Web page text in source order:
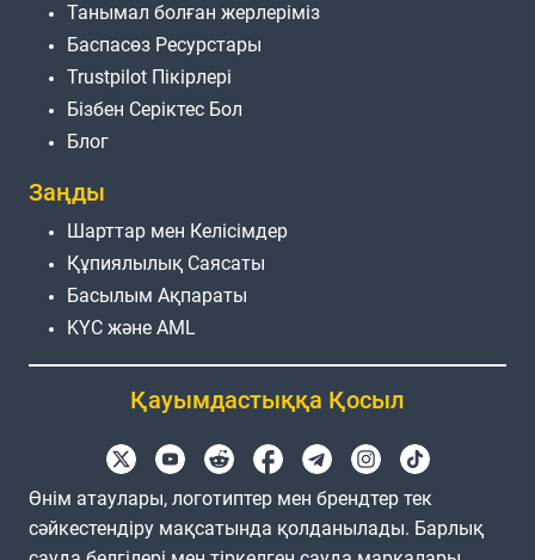
Танымал болған жерлеріміз
Баспасөз Ресурстары
Trustpilot Пікірлері
Бізбен Серіктес Бол
Блог
Заңды
Шарттар мен Келісімдер
Құпиялылық Саясаты
Басылым Ақпараты
KYC және AML
Қауымдастыққа Қосыл
Өнім атаулары, логотиптер мен брендтер тек
сәйкестендіру мақсатында қолданылады. Барлық